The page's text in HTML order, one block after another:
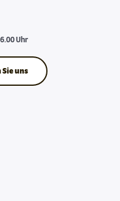
Uhr
uns